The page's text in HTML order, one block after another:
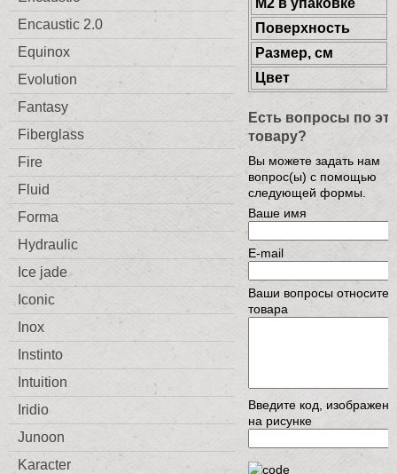
Encaustic 2.0
Equinox
Evolution
Fantasy
Fiberglass
Fire
Fluid
Forma
Hydraulic
Ice jade
Iconic
Inox
Instinto
Intuition
Iridio
Junoon
Karacter
Поверхность
Размер, см
Цвет
Есть вопросы по
товару?
Вы можете задать нам
вопрос(ы) с помощью
следующей формы.
Ваше имя
E-mail
Ваши вопросы
товара
Введите код,
на рисунке